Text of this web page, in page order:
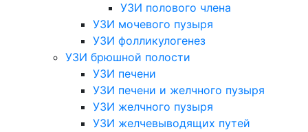
УЗИ полового члена
УЗИ мочевого пузыря
УЗИ фолликулогенез
УЗИ брюшной полости
УЗИ печени
УЗИ печени и желчного пузыря
УЗИ желчного пузыря
УЗИ желчевыводящих путей